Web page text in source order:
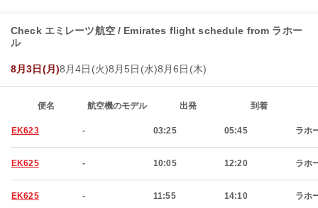
Check エミレーツ航空 / Emirates flight schedule from ラホー
ル
8月3日(月)8月4日(火)8月5日(水)8月6日(木)
便名 航空機のモデル 出発 到着
EK623 - 03:25 05:45 ラホ
EK625 - 10:05 12:20 ラホ
EK625 - 11:55 14:10 ラホ